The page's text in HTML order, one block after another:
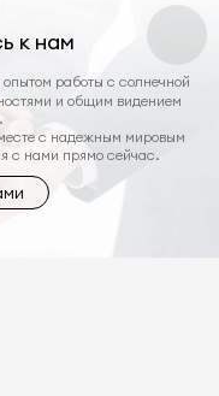
к нам
работы с солнечной
и общим видением
с надежным мировым
с нами прямо сейчас.